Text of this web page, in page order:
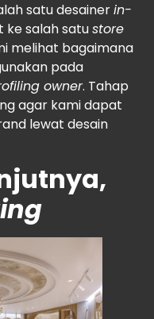
satu desainerin-
ke salah satustore
melihat bagaimana
pada
owner. Tahap
agar kami dapat
lewat desain